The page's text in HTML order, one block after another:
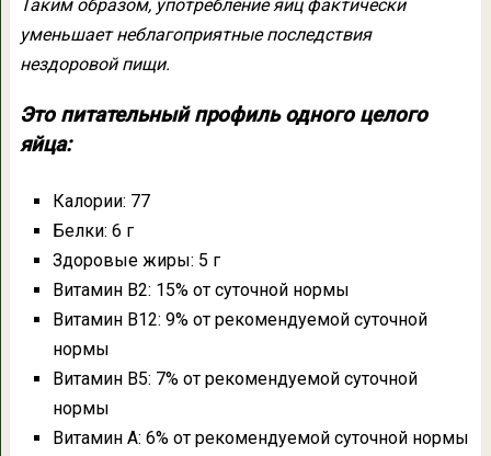
Таким образом, употребление яиц фактически
уменьшает неблагоприятные последствия
нездоровой пищи.
Это питательный профиль одного целого
яйца:
Калории: 77
Белки: 6 г
Здоровые жиры: 5 г
Витамин В2: 15% от суточной нормы
Витамин B12: 9% от рекомендуемой суточной
нормы
Витамин B5: 7% от рекомендуемой суточной
нормы
Витамин А: 6% от рекомендуемой суточной нормы